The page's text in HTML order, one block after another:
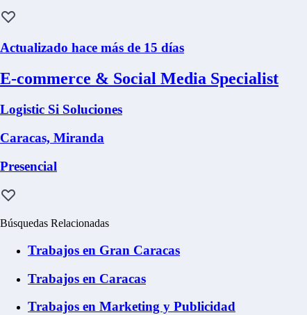
Actualizado hace más de 15 días
E-commerce & Social Media Specialist
Logistic Si Soluciones
Caracas, Miranda
Presencial
Búsquedas Relacionadas
Trabajos en Gran Caracas
Trabajos en Caracas
Trabajos en Marketing y Publicidad